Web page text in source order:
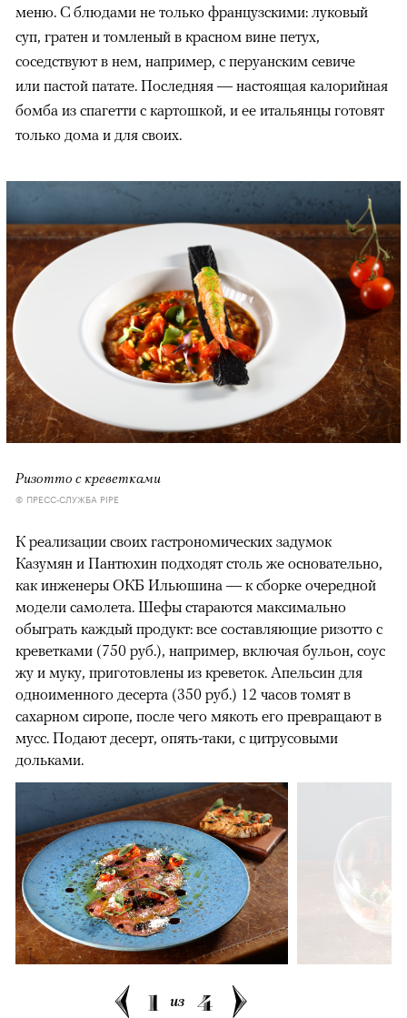
меню. С блюдами не только французскими: луковый
суп, гратен и томленый в красном вине петух,
соседствуют в нем, например, с перуанским севиче
или пастой патате. Последняя — настоящая калорийная
бомба из спагетти с картошкой, и ее итальянцы готовят
только дома и для своих.
Ризотто с креветками
© ПРЕСС-СЛУЖБА PIPE
К реализации своих гастрономических задумок
Казумян и Пантюхин подходят столь же основательно,
как инженеры ОКБ Ильюшина — к сборке очередной
модели самолета. Шефы стараются максимально
обыграть каждый продукт: все составляющие ризотто с
креветками (750 руб.), например, включая бульон, соус
жу и муку, приготовлены из креветок. Апельсин для
одноименного десерта (350 руб.) 12 часов томят в
сахарном сиропе, после чего мякоть его превращают в
мусс. Подают десерт, опять-таки, с цитрусовыми
дольками.
1 из 4